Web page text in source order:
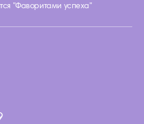
"Фаворитами успеха"